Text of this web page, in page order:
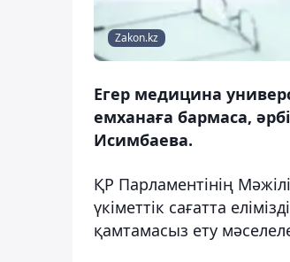
Zakon.kz
Егер медицина
емханаға бармаса,
Исимбаева.
ҚР Парламентінің
үкіметтік сағатта
қамтамасыз ету